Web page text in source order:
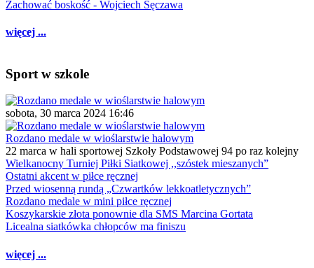
Zachować boskość - Wojciech Sęczawa
więcej ...
Sport w szkole
sobota, 30 marca 2024 16:46
Rozdano medale w wioślarstwie halowym
22 marca w hali sportowej Szkoły Podstawowej 94 po raz kolejny
Wielkanocny Turniej Piłki Siatkowej ,,szóstek mieszanych”
Ostatni akcent w piłce ręcznej
Przed wiosenną rundą „Czwartków lekkoatletycznych”
Rozdano medale w mini piłce ręcznej
Koszykarskie złota ponownie dla SMS Marcina Gortata
Licealna siatkówka chłopców ma finiszu
więcej ...